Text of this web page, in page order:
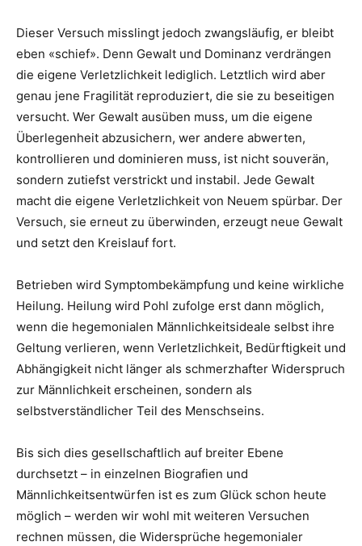
Dieser Versuch misslingt jedoch zwangsläufig, er bleibt
eben «schief». Denn Gewalt und Dominanz verdrängen
die eigene Verletzlichkeit lediglich. Letztlich wird aber
genau jene Fragilität reproduziert, die sie zu beseitigen
versucht. Wer Gewalt ausüben muss, um die eigene
Überlegenheit abzusichern, wer andere abwerten,
kontrollieren und dominieren muss, ist nicht souverän,
sondern zutiefst verstrickt und instabil. Jede Gewalt
macht die eigene Verletzlichkeit von Neuem spürbar. Der
Versuch, sie erneut zu überwinden, erzeugt neue Gewalt
und setzt den Kreislauf fort.
Betrieben wird Symptombekämpfung und keine wirkliche
Heilung. Heilung wird Pohl zufolge erst dann möglich,
wenn die hegemonialen Männlichkeitsideale selbst ihre
Geltung verlieren, wenn Verletzlichkeit, Bedürftigkeit und
Abhängigkeit nicht länger als schmerzhafter Widerspruch
zur Männlichkeit erscheinen, sondern als
selbstverständlicher Teil des Menschseins.
Bis sich dies gesellschaftlich auf breiter Ebene
durchsetzt – in einzelnen Biografien und
Männlichkeitsentwürfen ist es zum Glück schon heute
möglich – werden wir wohl mit weiteren Versuchen
rechnen müssen, die Widersprüche hegemonialer